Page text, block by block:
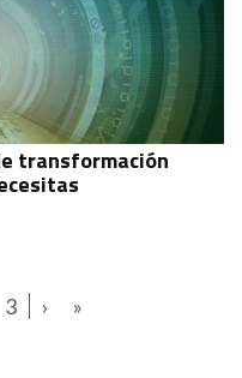
transformación
3 › »